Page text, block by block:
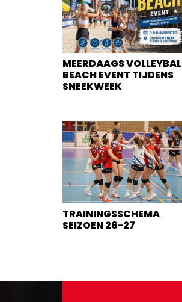
MEERDAAGS VOLLEYBAL
BEACH EVENT TIJDENS
SNEEKWEEK
TRAININGSSCHEMA
SEIZOEN 26-27